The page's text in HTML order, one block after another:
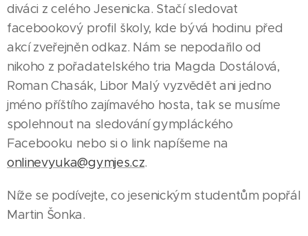
diváci z celého Jesenicka. Stačí sledovat
facebookový profil školy, kde bývá hodinu před
akcí zveřejněn odkaz. Nám se nepodařilo od
nikoho z pořadatelského tria Magda Dostálová,
Roman Chasák, Libor Malý vyzvědět ani jedno
jméno příštího zajímavého hosta, tak se musíme
spolehnout na sledování gympláckého
Facebooku nebo si o link napíšeme na
onlinevyuka@gymjes.cz.
Níže se podívejte, co jesenickým studentům popřál
Martin Šonka.